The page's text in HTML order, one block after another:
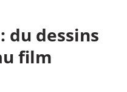
du dessins
film